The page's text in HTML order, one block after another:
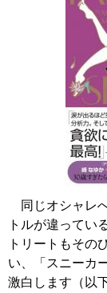
同じオシャレ
トルが違ってい
トリートもその
い、「スニーカ
激白します（以